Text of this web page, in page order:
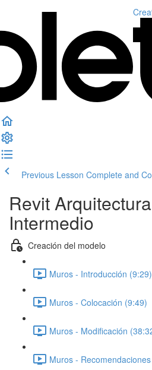
Previous Lesson Complete and
Revit
Intermedio
Creación del modelo
Muros - Introducción (9:29)
Muros - Colocación (9:49)
Muros - Modificación
Muros -